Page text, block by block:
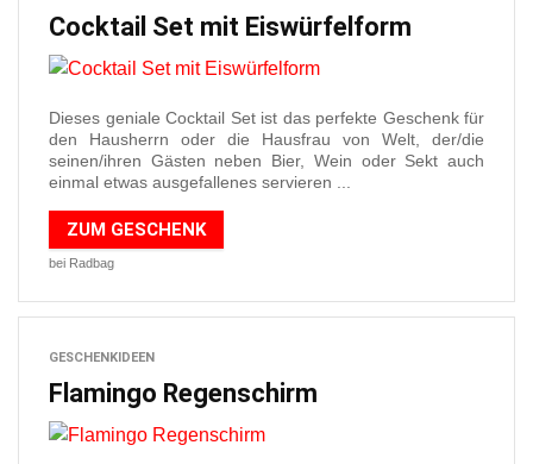
Cocktail Set mit Eiswürfelform
Dieses geniale Cocktail Set ist das perfekte Geschenk für
den Hausherrn oder die Hausfrau von Welt, der/die
seinen/ihren Gästen neben Bier, Wein oder Sekt auch
einmal etwas ausgefallenes servieren ...
ZUM GESCHENK
bei Radbag
GESCHENKIDEEN
Flamingo Regenschirm